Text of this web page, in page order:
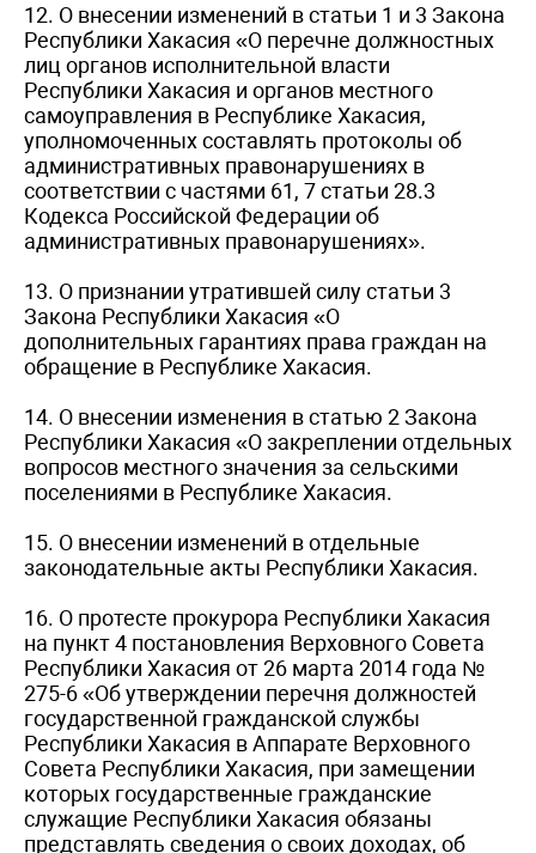
12. О внесении изменений в статьи 1 и 3 Закона
Республики Хакасия «О перечне должностных
лиц органов исполнительной власти
Республики Хакасия и органов местного
самоуправления в Республике Хакасия,
уполномоченных составлять протоколы об
административных правонарушениях в
соответствии с частями 61, 7 статьи 28.3
Кодекса Российской Федерации об
административных правонарушениях».
13. О признании утратившей силу статьи 3
Закона Республики Хакасия «О
дополнительных гарантиях права граждан на
обращение в Республике Хакасия.
14. О внесении изменения в статью 2 Закона
Республики Хакасия «О закреплении отдельных
вопросов местного значения за сельскими
поселениями в Республике Хакасия.
15. О внесении изменений в отдельные
законодательные акты Республики Хакасия.
16. О протесте прокурора Республики Хакасия
на пункт 4 постановления Верховного Совета
Республики Хакасия от 26 марта 2014 года №
275-6 «Об утверждении перечня должностей
государственной гражданской службы
Республики Хакасия в Аппарате Верховного
Совета Республики Хакасия, при замещении
которых государственные гражданские
служащие Республики Хакасия обязаны
представлять сведения о своих доходах, об